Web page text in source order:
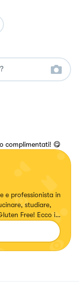
complimentati! 😋
e professionista in
studiare,
Free! Ecco in